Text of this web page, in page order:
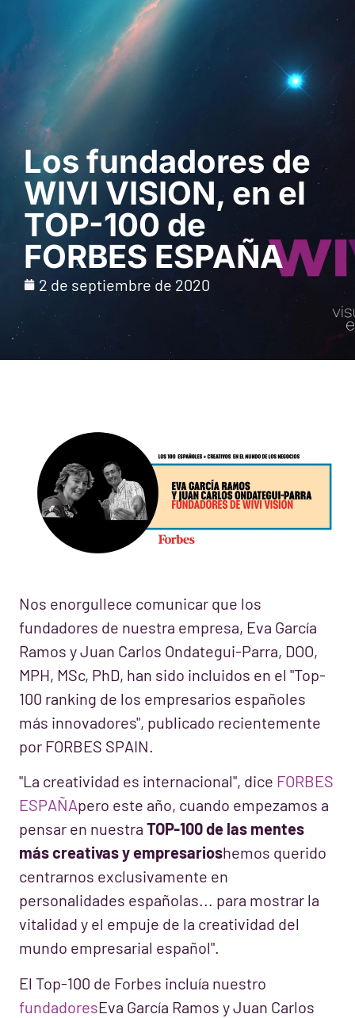
Los fundadores de
WIVI VISION, en el
TOP-100 de
FORBES ESPAÑA
2 de septiembre de 2020
Nos enorgullece comunicar que los
fundadores de nuestra empresa, Eva García
Ramos y Juan Carlos Ondategui-Parra, DOO,
MPH, MSc, PhD, han sido incluidos en el "Top-
100 ranking de los empresarios españoles
más innovadores", publicado recientemente
por FORBES SPAIN.
"La creatividad es internacional", dice FORBES
ESPAÑApero este año, cuando empezamos a
pensar en nuestra TOP-100 de las mentes
más creativas y empresarioshemos querido
centrarnos exclusivamente en
personalidades españolas... para mostrar la
vitalidad y el empuje de la creatividad del
mundo empresarial español".
El Top-100 de Forbes incluía nuestro
fundadoresEva García Ramos y Juan Carlos